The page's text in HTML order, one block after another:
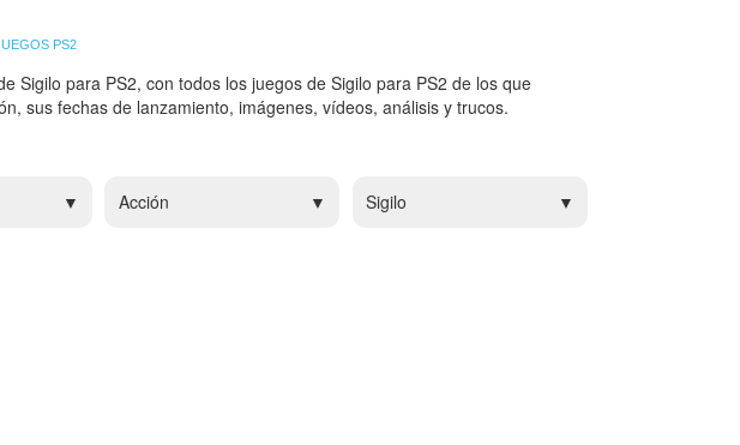
PS2
Sigilo para PS2, con todos los juegos de Sigilo para PS2 de los que
sus fechas de lanzamiento, imágenes, vídeos, análisis y trucos.
Acción Sigilo